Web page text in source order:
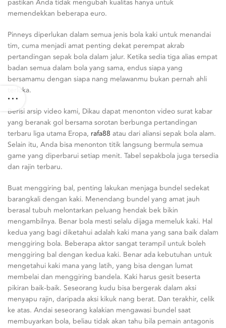
pastikan Anda tidak mengubah kualitas hanya untuk
memendekkan beberapa euro.
Pinneys diperlukan dalam semua jenis bola kaki untuk menandai
tim, cuma menjadi amat penting dekat perempat akrab
pertandingan sepak bola dalam jalur. Ketika sedia tiga alias empat
badan semua dalam bola yang sama, endus siapa yang
bersamamu dengan siapa nang melawanmu bukan pernah ahli
terluka.
Berisi arsip video kami, Dikau dapat menonton video surat kabar
yang beranak gol bersama sorotan berbunga pertandingan
terbaru liga utama Eropa, rafa88 atau dari aliansi sepak bola alam.
Selain itu, Anda bisa menonton titik langsung bermula semua
game yang diperbarui setiap menit. Tabel sepakbola juga tersedia
dan rajin terbaru.
Buat menggiring bal, penting lakukan menjaga bundel sedekat
barangkali dengan kaki. Menendang bundel yang amat jauh
berasal tubuh melontarkan peluang hendak bek bikin
mengambilnya. Benar bola mesti selalu dijaga memeluk kaki. Hal
kedua yang bagi diketahui adalah kaki mana yang sana baik dalam
menggiring bola. Beberapa aktor sangat terampil untuk boleh
menggiring bal dengan kedua kaki. Benar ada kebutuhan untuk
mengetahui kaki mana yang latih, yang bisa dengan lumat
membelai dan menggiring bandela. Kaki harus gesit beserta
pikiran baik-baik. Seseorang kudu bisa bergerak dalam aksi
menyapu rajin, daripada aksi kikuk nang berat. Dan terakhir, celik
ke atas. Andai seseorang kalakian mengawasi bundel saat
membuyarkan bola, beliau tidak akan tahu bila pemain antagonis